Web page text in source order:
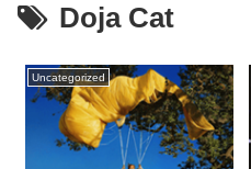
Doja Cat
Uncategorized